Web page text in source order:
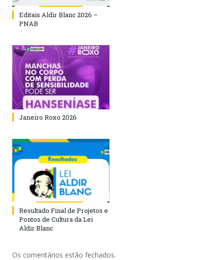
Editais Aldir Blanc 2026 –
PNAB
Janeiro Roxo 2026
Resultado Final de Projetos e
Pontos de Cultura da Lei
Aldir Blanc
Os comentários estão fechados.